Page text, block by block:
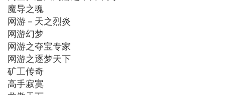
魔导之魂
网游－天之烈炎
网游幻梦
网游之夺宝专家
网游之逐梦天下
矿工传奇
高手寂寞